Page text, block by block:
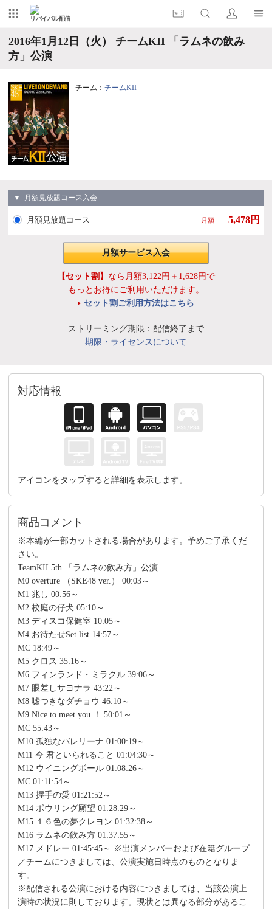
リバイバル配信
2016年1月12日（火） チームKII 「ラムネの飲み
方」公演
チーム： チームKII
▼ 月額見放題コース入会
月額見放題コース 月額 5,478円
月額サービス入会
【セット割】 なら月額3,122円＋1,628円で
もっとお得にご利用いただけます。
セット割ご利用方法はこちら
ストリーミング期限：配信終了まで
期限・ライセンスについて
対応情報
アイコンをタップすると詳細を表示します。
商品コメント
※本編が一部カットされる場合があります。予めご了承くだ
さい。
TeamKII 5th 「ラムネの飲み方」公演
M0 overture （SKE48 ver.） 00:03～
M1 兆し 00:56～
M2 校庭の仔犬 05:10～
M3 ディスコ保健室 10:05～
M4 お待たせSet list 14:57～
MC 18:49～
M5 クロス 35:16～
M6 フィンランド・ミラクル 39:06～
M7 眼差しサヨナラ 43:22～
M8 嘘つきなダチョウ 46:10～
M9 Nice to meet you ！ 50:01～
MC 55:43～
M10 孤独なバレリーナ 01:00:19～
M11 今 君といられること 01:04:30～
M12 ウイニングボール 01:08:26～
MC 01:11:54～
M13 握手の愛 01:21:52～
M14 ボウリング願望 01:28:29～
M15 １６色の夢クレヨン 01:32:38～
M16 ラムネの飲み方 01:37:55～
M17 メドレー 01:45:45～ ※出演メンバーおよび在籍グループ
／チームにつきましては、公演実施日時点のものとなりま
す。
※配信される公演における内容につきましては、当該公演上
演時の状況に則しております。現状とは異なる部分があるこ